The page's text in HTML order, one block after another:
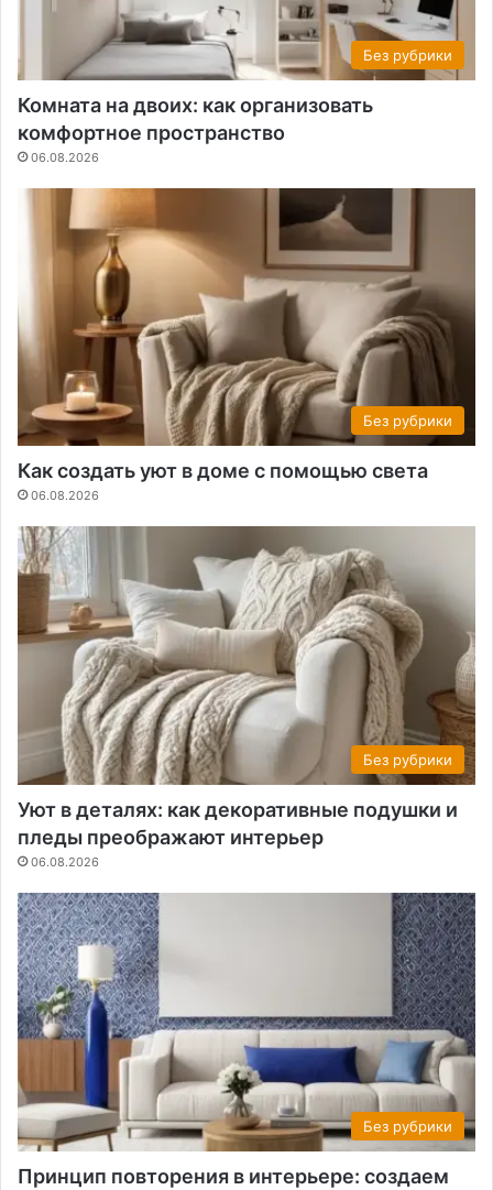
Без рубрики
Комната на двоих: как организовать
комфортное пространство
06.08.2026
Без рубрики
Как создать уют в доме с помощью света
06.08.2026
Без рубрики
Уют в деталях: как декоративные подушки и
пледы преображают интерьер
06.08.2026
Без рубрики
Принцип повторения в интерьере: создаем